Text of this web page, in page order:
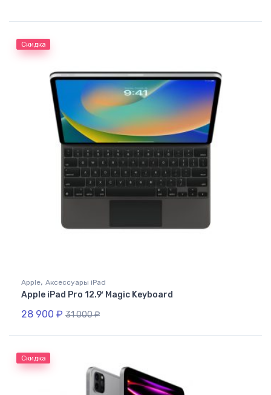
Скидка
Apple, Аксессуары iPad
Apple iPad Pro 12.9′ Magic Keyboard
28 900 ₽ 31 000₽
Скидка